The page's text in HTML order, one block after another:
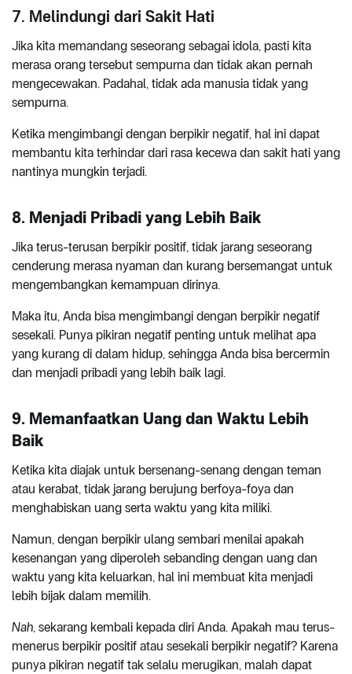
7. Melindungi dari Sakit Hati
Jika kita memandang seseorang sebagai idola, pasti kita
merasa orang tersebut sempurna dan tidak akan pernah
mengecewakan. Padahal, tidak ada manusia tidak yang
sempurna.
Ketika mengimbangi dengan berpikir negatif, hal ini dapat
membantu kita terhindar dari rasa kecewa dan sakit hati yang
nantinya mungkin terjadi.
8. Menjadi Pribadi yang Lebih Baik
Jika terus-terusan berpikir positif, tidak jarang seseorang
cenderung merasa nyaman dan kurang bersemangat untuk
mengembangkan kemampuan dirinya.
Maka itu, Anda bisa mengimbangi dengan berpikir negatif
sesekali. Punya pikiran negatif penting untuk melihat apa
yang kurang di dalam hidup, sehingga Anda bisa bercermin
dan menjadi pribadi yang lebih baik lagi.
9. Memanfaatkan Uang dan Waktu Lebih
Baik
Ketika kita diajak untuk bersenang-senang dengan teman
atau kerabat, tidak jarang berujung berfoya-foya dan
menghabiskan uang serta waktu yang kita miliki.
Namun, dengan berpikir ulang sembari menilai apakah
kesenangan yang diperoleh sebanding dengan uang dan
waktu yang kita keluarkan, hal ini membuat kita menjadi
lebih bijak dalam memilih.
Nah, sekarang kembali kepada diri Anda. Apakah mau terus-
menerus berpikir positif atau sesekali berpikir negatif? Karena
punya pikiran negatif tak selalu merugikan, malah dapat